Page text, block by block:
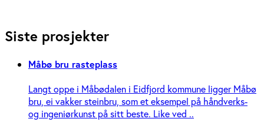
Siste prosjekter
Måbø bru rasteplass
Langt oppe i Måbødalen i Eidfjord kommune ligger Måbø
bru, ei vakker steinbru, som et eksempel på håndverks-
og ingeniør­kunst på sitt beste. Like ved ..